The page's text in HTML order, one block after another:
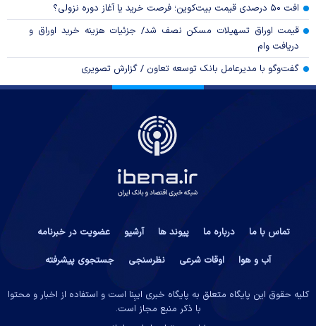
افت ۵۰ درصدی قیمت بیت‌کوین؛ فرصت خرید یا آغاز دوره نزولی؟
قیمت اوراق تسهیلات مسکن نصف شد/ جزئیات هزینه خرید اوراق و
دریافت وام
گفت‌وگو با مدیرعامل بانک توسعه تعاون / گزارش تصویری
تماس با ما درباره ما پیوند ها آرشیو
عضویت در خبرنامه
آب و هوا
اوقات شرعی نظرسنجی جستجوی پیشرفته
کلیه حقوق این پایگاه متعلق به پایگاه خبری ایبِنا است و استفاده از اخبار و محتوا
با ذکر منبع مجاز است.